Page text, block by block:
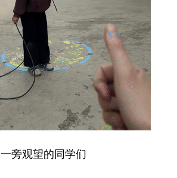
一旁观望的同学们